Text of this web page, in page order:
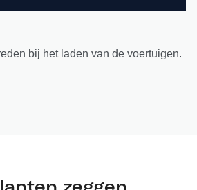
bij het laden van de voertuigen.
zeggen